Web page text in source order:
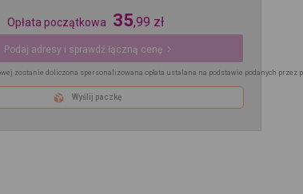
Opłata początkowa 35,99 zł
Podaj adresy i sprawdź łączną cenę
zostanie doliczona spersonalizowana opłata ustalana na podstawie podanych przez
Wyślij paczkę